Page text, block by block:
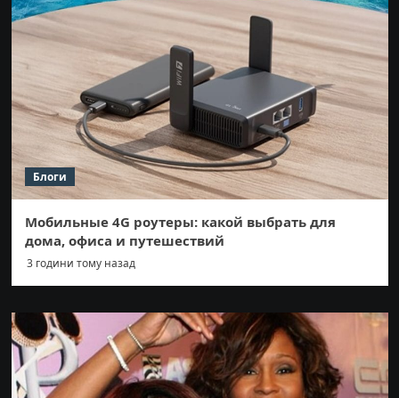
Блоги
Мобильные 4G роутеры: какой выбрать для
дома, офиса и путешествий
3 години тому назад